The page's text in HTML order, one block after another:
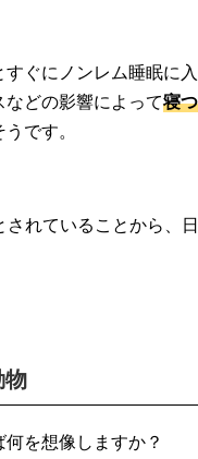
ぐにノンレム睡眠に
どの影響によって寝
うです。
れていることから、
物
を想像しますか？